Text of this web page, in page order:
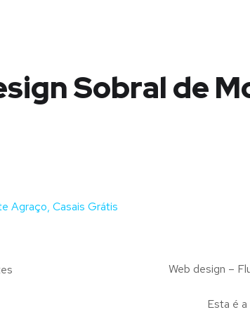
Sobral de
Agraço, Casais Grátis
Web design –
Esta é